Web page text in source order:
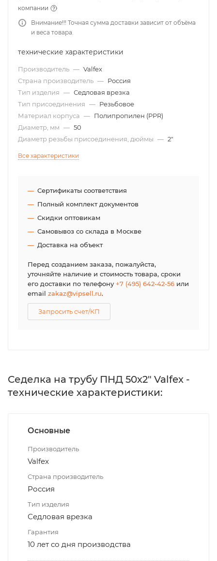
компании
Внимание!!! Точная сумма доставки зависит от объёма
и веса товара.
технические характеристики
Производитель — Valfex
Страна производитель — Россия
Тип изделия — Седловая врезка
Тип присоединения — Резьбовое
Материал корпуса — Полипропилен (PPR)
Диаметр, мм — 50
Диаметр резьбы присоединения, дюймы — 2"
Все характеристики
Сертификаты соответствия
Полный комплект документов
Скидки оптовикам
Самовывоз со склада в Москве
Доставка на объект
Перед созданием заказа, пожалуйста,
уточняйте наличие и стоимость товара, сроки
его доставки по телефону+7 (495) 642-42-56 или
email zakaz@vipsell.ru.
Запросить счет/КП
Седелка на трубу ПНД 50х2" Valfex -
технические характеристики:
Основные
Производитель
Valfex
Страна производитель
Россия
Тип изделия
Седловая врезка
Гарантия
10 лет со дня производства